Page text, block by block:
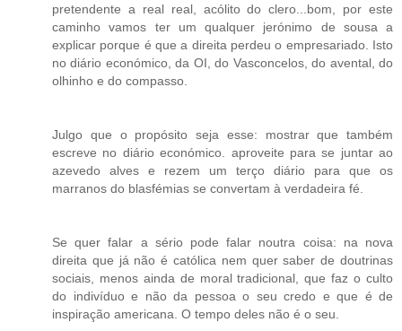
pretendente a real real, acólito do clero...bom, por este
caminho vamos ter um qualquer jerónimo de sousa a
explicar porque é que a direita perdeu o empresariado. Isto
no diário económico, da OI, do Vasconcelos, do avental, do
olhinho e do compasso.
Julgo que o propósito seja esse: mostrar que também
escreve no diário económico. aproveite para se juntar ao
azevedo alves e rezem um terço diário para que os
marranos do blasfémias se convertam à verdadeira fé.
Se quer falar a sério pode falar noutra coisa: na nova
direita que já não é católica nem quer saber de doutrinas
sociais, menos ainda de moral tradicional, que faz o culto
do indivíduo e não da pessoa o seu credo e que é de
inspiração americana. O tempo deles não é o seu.